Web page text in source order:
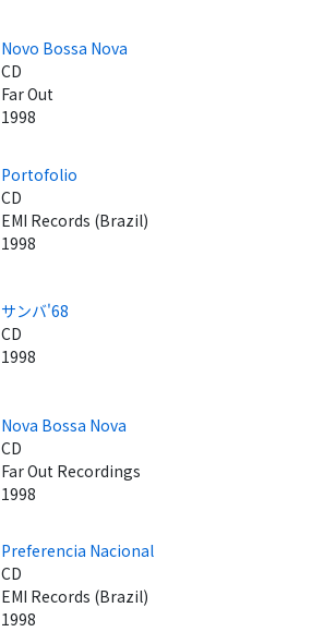
Novo Bossa Nova
CD
Far Out
1998
Portofolio
CD
EMI Records (Brazil)
1998
サンバ'68
CD
1998
Nova Bossa Nova
CD
Far Out Recordings
1998
Preferencia Nacional
CD
EMI Records (Brazil)
1998